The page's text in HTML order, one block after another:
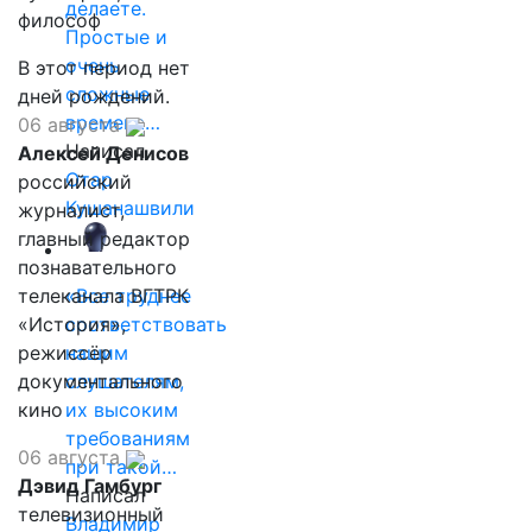
делаете.
Простые и
очень
сложные
времена…
Написал
Отар
Кушанашвили
«Все труднее
соответствовать
нашим
слушателям,
их высоким
требованиям
при такой…
Написал
Владимир
философ
В этот период нет
дней рождений.
06 августа
Алексей Денисов
российский
журналист,
главный редактор
познавательного
телеканала ВГТРК
«История»,
режиссёр
документального
кино
06 августа
Дэвид Гамбург
телевизионный